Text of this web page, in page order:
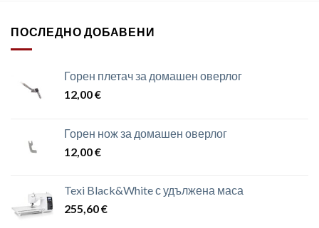
ПОСЛЕДНО ДОБАВЕНИ
Горен плетач за домашен оверлог
12,00€
Горен нож за домашен оверлог
12,00€
Texi Black&White с удължена маса
255,60€